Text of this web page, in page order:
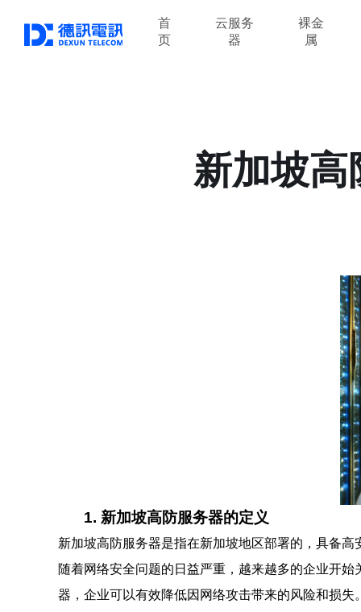
首
页
云服务
器
裸金
属
新加坡高
1. 新加坡高防服务器的定义
新加坡高防服务器是指在新加坡地区部署的，具备
随着网络安全问题的日益严重，越来越多的企业开
器，企业可以有效降低因网络攻击带来的风险和损